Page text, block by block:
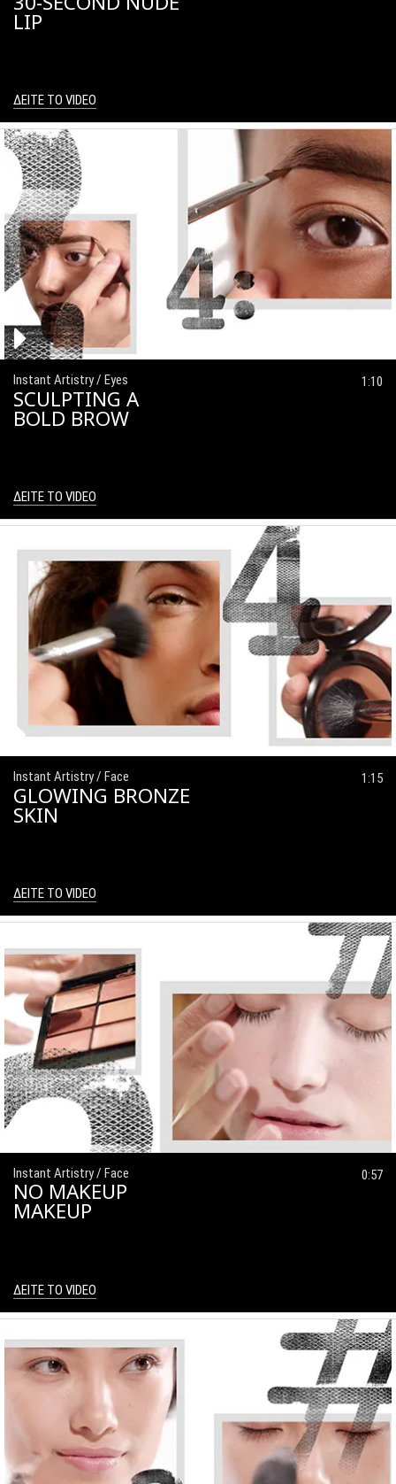
LIP
ΔΕΙΤΕ ΤΟ VIDEO
1:10
Instant Artistry / Eyes
SCULPTING A
BOLD BROW
ΔΕΙΤΕ ΤΟ VIDEO
1:15
Instant Artistry / Face
GLOWING BRONZE
SKIN
ΔΕΙΤΕ ΤΟ VIDEO
0:57
Instant Artistry / Face
NO MAKEUP
MAKEUP
ΔΕΙΤΕ ΤΟ VIDEO